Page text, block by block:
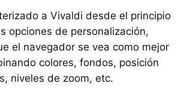
a Vivaldi desde el principio
opciones de personalización,
el navegador se vea como mejor
colores, fondos, posición
niveles de zoom, etc.